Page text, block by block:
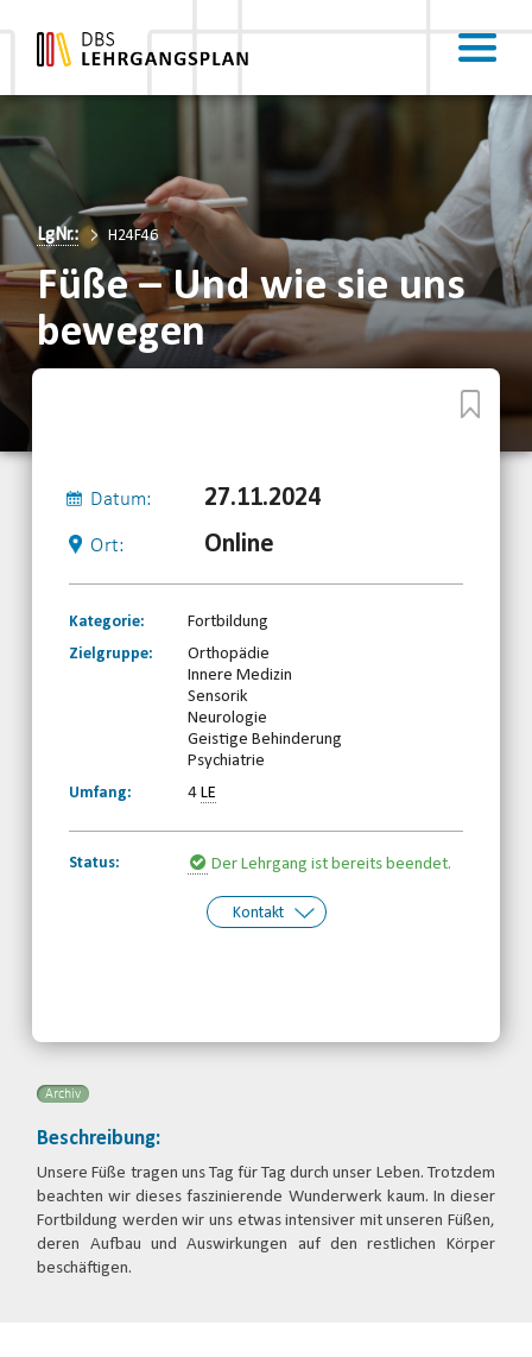
LgNr.: H24F46
Füße – Und wie sie uns
bewegen
Datum: 27.11.2024
Ort: Online
Kategorie:
Fortbildung
Zielgruppe:
Orthopädie
Innere Medizin
Sensorik
Neurologie
Geistige Behinderung
Psychiatrie
Umfang:
4LE
Status: Der Lehrgang ist bereits beendet.
Kontakt
Archiv
Beschreibung:
Unsere Füße tragen uns Tag für Tag durch unser Leben. Trotzdem
beachten wir dieses faszinierende Wunderwerk kaum. In dieser
Fortbildung werden wir uns etwas intensiver mit unseren Füßen,
deren Aufbau und Auswirkungen auf den restlichen Körper
beschäftigen.